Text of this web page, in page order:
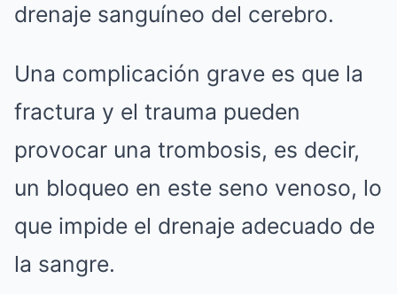
drenaje sanguíneo del cerebro.
Una complicación grave es que la
fractura y el trauma pueden
provocar una trombosis, es decir,
un bloqueo en este seno venoso, lo
que impide el drenaje adecuado de
la sangre.